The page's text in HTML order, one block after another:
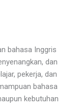
bahasa Inggris
dan
pekerja, dan
bahasa
kebutuhan